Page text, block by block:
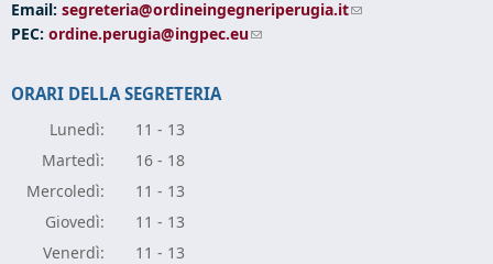
Email: segreteria@ordineingegneriperugia.it(link sends e-mail)
PEC: ordine.perugia@ingpec.eu(link sends e-mail)
ORARI DELLA SEGRETERIA
Lunedì:
11 - 13
Martedì:
16 - 18
Mercoledì:
11 - 13
Giovedì:
11 - 13
Venerdì: 11 - 13